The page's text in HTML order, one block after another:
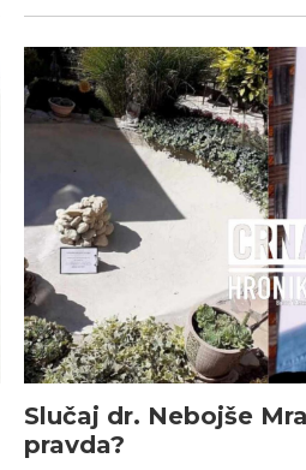
Slučaj dr. Nebojše
pravda?